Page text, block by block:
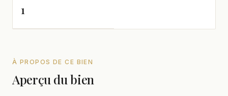
1
À PROPOS DE CE BIEN
Aperçu du bien